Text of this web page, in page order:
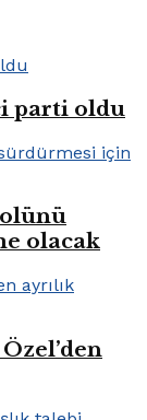
parti oldu
olacak